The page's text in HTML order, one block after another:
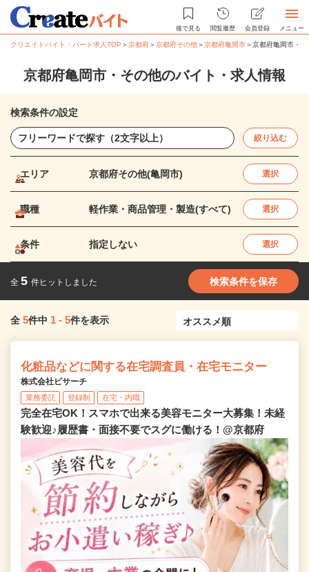
後で見る 閲覧履歴 会員登録 メニュー
クリエイトバイト・パート求人TOP ＞京都府＞京都府その他＞京都府亀岡市＞京都府亀岡市・
京都府亀岡市・その他のバイト・求人情報
検索条件の設定
絞り込む
エリア 京都府その他(亀岡市) 選択
職種 軽作業・商品管理・製造(すべて) 選択
条件 指定しない 選択
全 5 件ヒットしました 検索条件を保存
全 5件中 1 - 5件を表示
化粧品などに関する在宅調査員・在宅モニター
株式会社ビサーチ
業務委託 登録制 在宅・内職
完全在宅OK！スマホで出来る美容モニター大募集！未経
験歓迎♪履歴書・面接不要でスグに働ける！@京都府